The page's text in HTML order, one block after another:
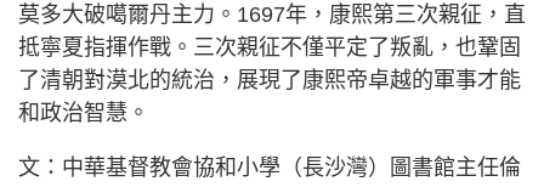
莫多大破噶爾丹主力。1697年，康熙第三次親征，直
抵寧夏指揮作戰。三次親征不僅平定了叛亂，也鞏固
了清朝對漠北的統治，展現了康熙帝卓越的軍事才能
和政治智慧。
文：中華基督教會協和小學（長沙灣）圖書館主任倫